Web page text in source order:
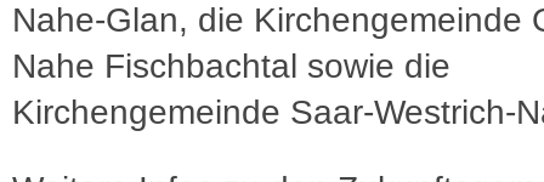
Nahe-Glan, die Kirchengemeinde
Nahe Fischbachtal sowie die
Kirchengemeinde Saar-Westrich-